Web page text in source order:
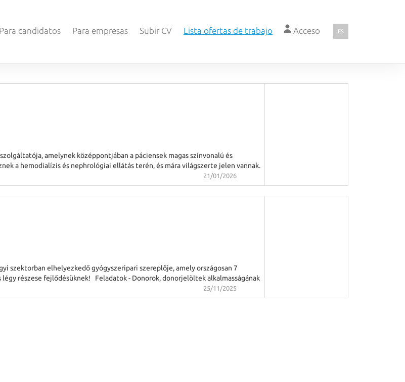
Para candidatos Para empresas Subir CV Lista ofertas de trabajo Acceso ES
amelynek középpontjában a páciensek magas színvonalú és
a hemodialízis és nephrológiai ellátás terén, és mára világszerte jelen vannak.
21/01/2026
szektorban elhelyezkedő gyógyszeripari szereplője, amely országosan 7
részese fejlődésüknek! Feladatok - Donorok, donorjelöltek alkalmasságának
25/11/2025